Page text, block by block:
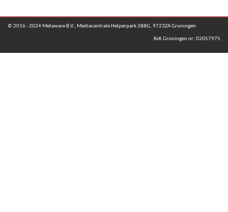
© 2016 - 2024 Metaware B.V., Mediacentrale Helperpark 288G, 9723ZA Groningen
KvK Groningen nr: 02057975